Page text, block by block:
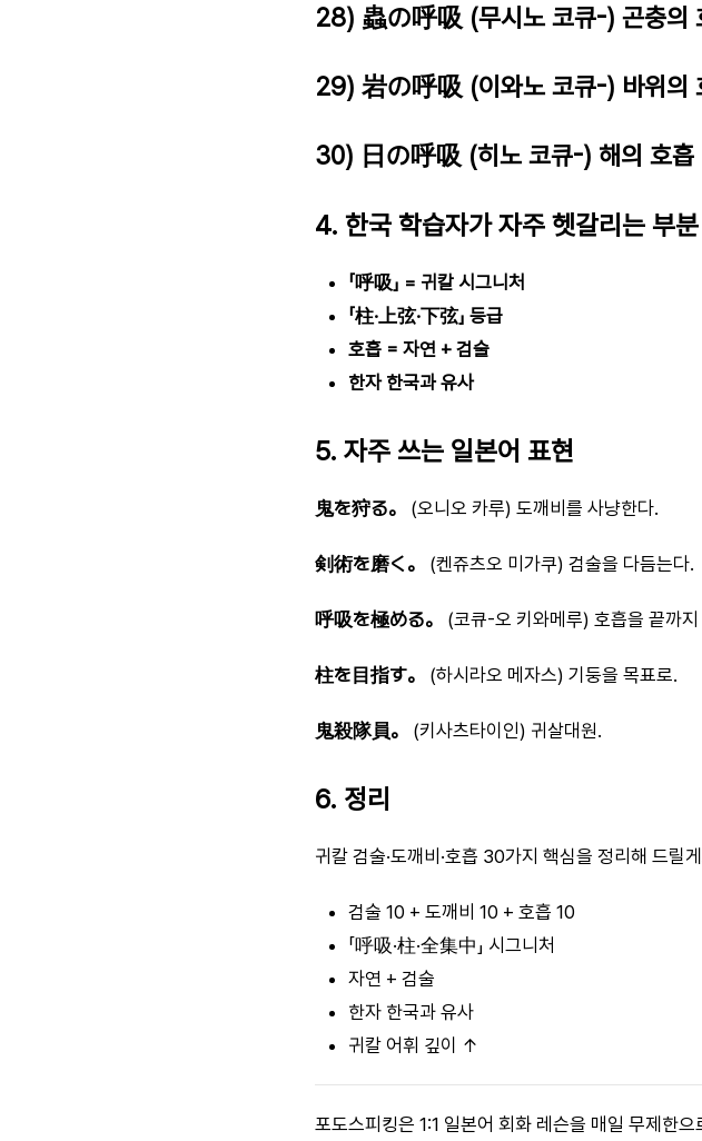
28) 蟲の呼吸 (무시노 코큐-) 곤충의
29) 岩の呼吸 (이와노 코큐-) 바위의
30) 日の呼吸 (히노 코큐-) 해의 호흡
4. 한국 학습자가 자주 헷갈리는 부분
「呼吸」 = 귀칼 시그니처
「柱·上弦·下弦」 등급
호흡 = 자연 + 검술
한자 한국과 유사
5. 자주 쓰는 일본어 표현
鬼を狩る。 (오니오 카루) 도깨비를 사냥한다.
剣術を磨く。 (켄쥬츠오 미가쿠) 검술을 다듬는다.
呼吸を極める。 (코큐-오 키와메루) 호흡을 끝까지
柱を目指す。 (하시라오 메자스) 기둥을 목표로.
鬼殺隊員。 (키사츠타이인) 귀살대원.
6. 정리
귀칼 검술·도깨비·호흡 30가지 핵심을 정리해 드릴
검술 10 + 도깨비 10 + 호흡 10
「呼吸·柱·全集中」 시그니처
자연 + 검술
한자 한국과 유사
귀칼 어휘 깊이 ↑
포도스피킹은 1:1 일본어 회화 레슨을 매일 무제한